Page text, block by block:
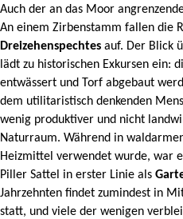
Auch der an das Moor
An einem Zirbenstamm fallen die
Dreizehenspechtes auf. Der Blick
lädt zu historischen Exkursen ein:
entwässert und Torf abgebaut
dem utilitaristisch denkenden
wenig produktiver und nicht
Naturraum. Während in
Heizmittel verwendet wurde, war
Piller Sattel in erster Linie als
Jahrzehnten findet zumindest in
statt, und viele der wenigen